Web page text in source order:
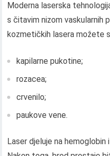
Moderna laserska
s čitavim nizom vaskularnih
kozmetičkih lasera možete
kapilarne pukotine;
rozacea;
crvenilo;
paukove vene.
Laser djeluje na